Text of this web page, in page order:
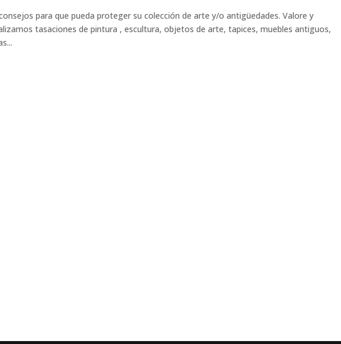
para que pueda proteger su colección de arte y/o antigüedades. Valore y
tasaciones de pintura , escultura, objetos de arte, tapices, muebles antiguos,